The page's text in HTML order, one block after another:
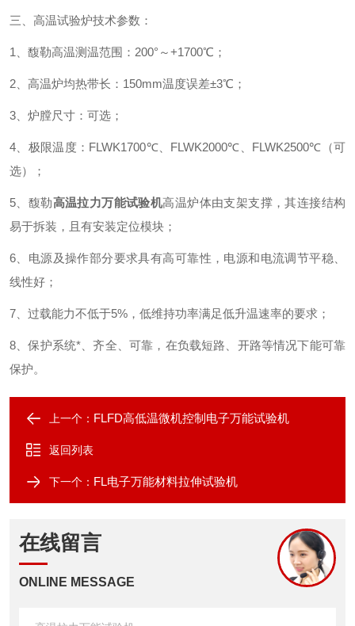
三、高温试验炉技术参数：
1、馥勒高温测温范围：200°～+1700℃；
2、高温炉均热带长：150mm温度误差±3℃；
3、炉膛尺寸：可选；
4、极限温度：FLWK1700℃、FLWK2000℃、FLWK2500℃（可
选）；
5、馥勒高温拉力万能试验机高温炉体由支架支撑，其连接结构
易于拆装，且有安装定位模块；
6、电源及操作部分要求具有高可靠性，电源和电流调节平稳、
线性好；
7、过载能力不低于5%，低维持功率满足低升温速率的要求；
8、保护系统*、齐全、可靠，在负载短路、开路等情况下能可靠
保护。
上一个： FLFD高低温微机控制电子万能试验机
返回列表
下一个： FL电子万能材料拉伸试验机
在线留言
ONLINE MESSAGE